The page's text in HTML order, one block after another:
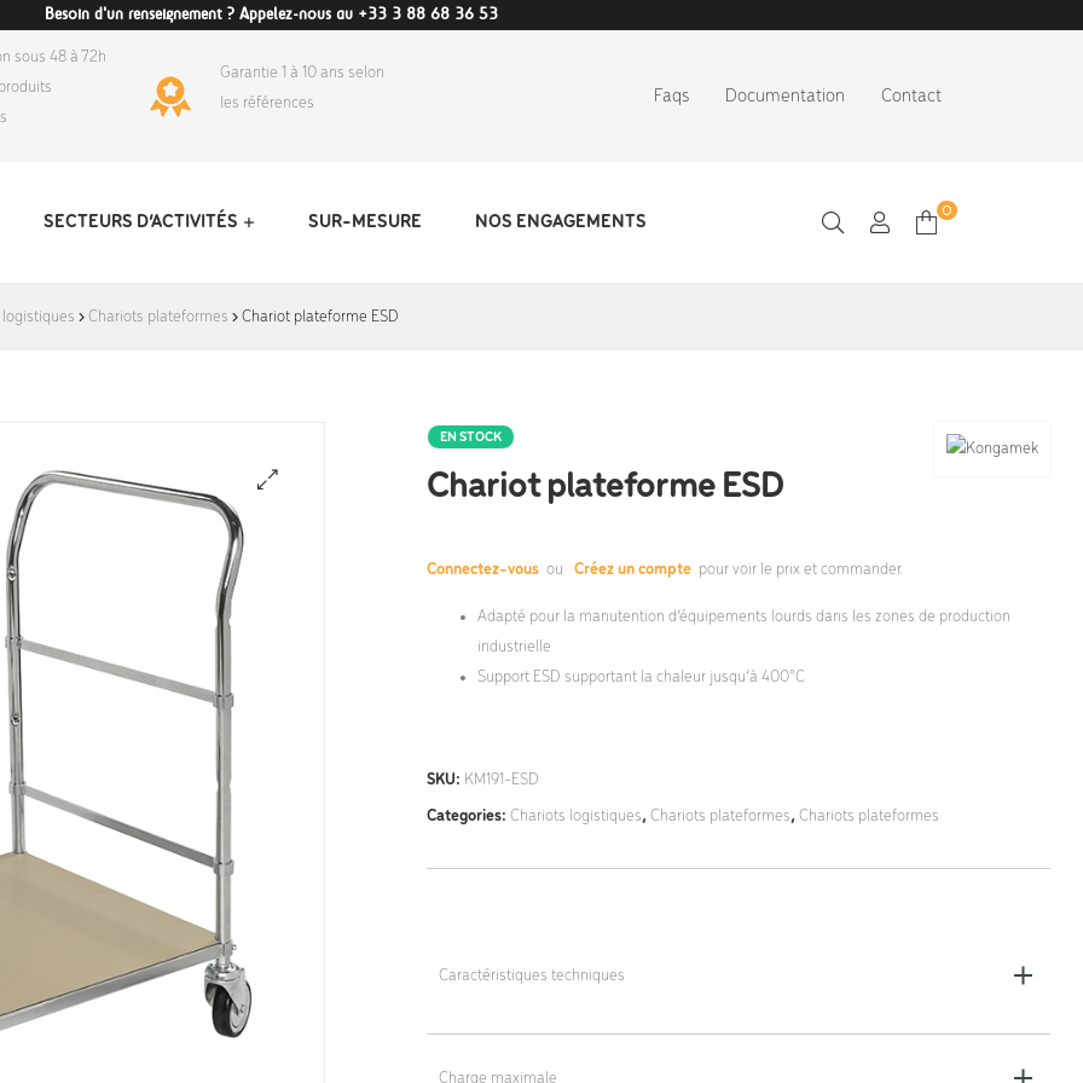
Besoin d'un renseignement ? Appelez-nous au +33 3 88 68 36 53
sous 48 à 72h
Garantie 1 à 10 ans selon
les références
Faqs Documentation Contact
SECTEURS D’ACTIVITÉS SUR-MESURE NOS ENGAGEMENTS
0
Chariots plateformes Chariot plateforme ESD
EN STOCK
Chariot plateforme ESD
Connectez-vous ou Créez un compte pour voir le prix et commander.
Adapté pour la manutention d’équipements lourds dans les zones de production
industrielle
Support ESD supportant la chaleur jusqu’à 400°C
SKU: KM191-ESD
Categories: Chariots logistiques, Chariots plateformes, Chariots plateformes
Caractéristiques techniques
Dimensions totales (L x l x h) : 950 x 550 x 915 mm
Charge maximale